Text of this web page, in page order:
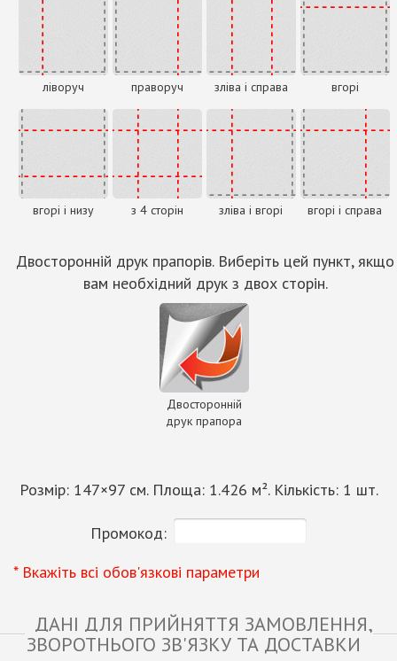
ліворуч праворуч зліва і справа вгорі
вгорі і низу з 4 сторін зліва і вгорі вгорі і справа
Двосторонній друк прапорів. Виберіть цей пункт, якщо
вам необхідний друк з двох сторін.
Двосторонній
друк прапора
Розмір: 147×97см. Площа: 1.426 м². Кількість: 1 шт.
Промокод:
* Вкажіть всі обов'язкові параметри
ДАНІ ДЛЯ ПРИЙНЯТТЯ ЗАМОВЛЕННЯ,
ЗВОРОТНЬОГО ЗВ'ЯЗКУ ТА ДОСТАВКИ